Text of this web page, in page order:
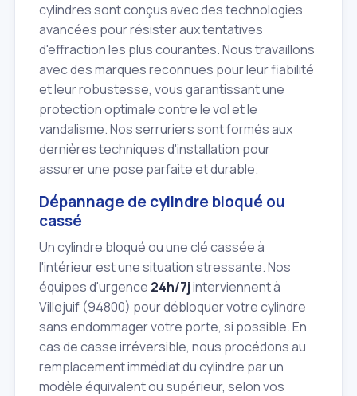
cylindres sont conçus avec des technologies
avancées pour résister aux tentatives
d'effraction les plus courantes. Nous travaillons
avec des marques reconnues pour leur fiabilité
et leur robustesse, vous garantissant une
protection optimale contre le vol et le
vandalisme. Nos serruriers sont formés aux
dernières techniques d'installation pour
assurer une pose parfaite et durable.
Dépannage de cylindre bloqué ou
cassé
Un cylindre bloqué ou une clé cassée à
l'intérieur est une situation stressante. Nos
équipes d'urgence 24h/7jinterviennent à
Villejuif (94800) pour débloquer votre cylindre
sans endommager votre porte, si possible. En
cas de casse irréversible, nous procédons au
remplacement immédiat du cylindre par un
modèle équivalent ou supérieur, selon vos